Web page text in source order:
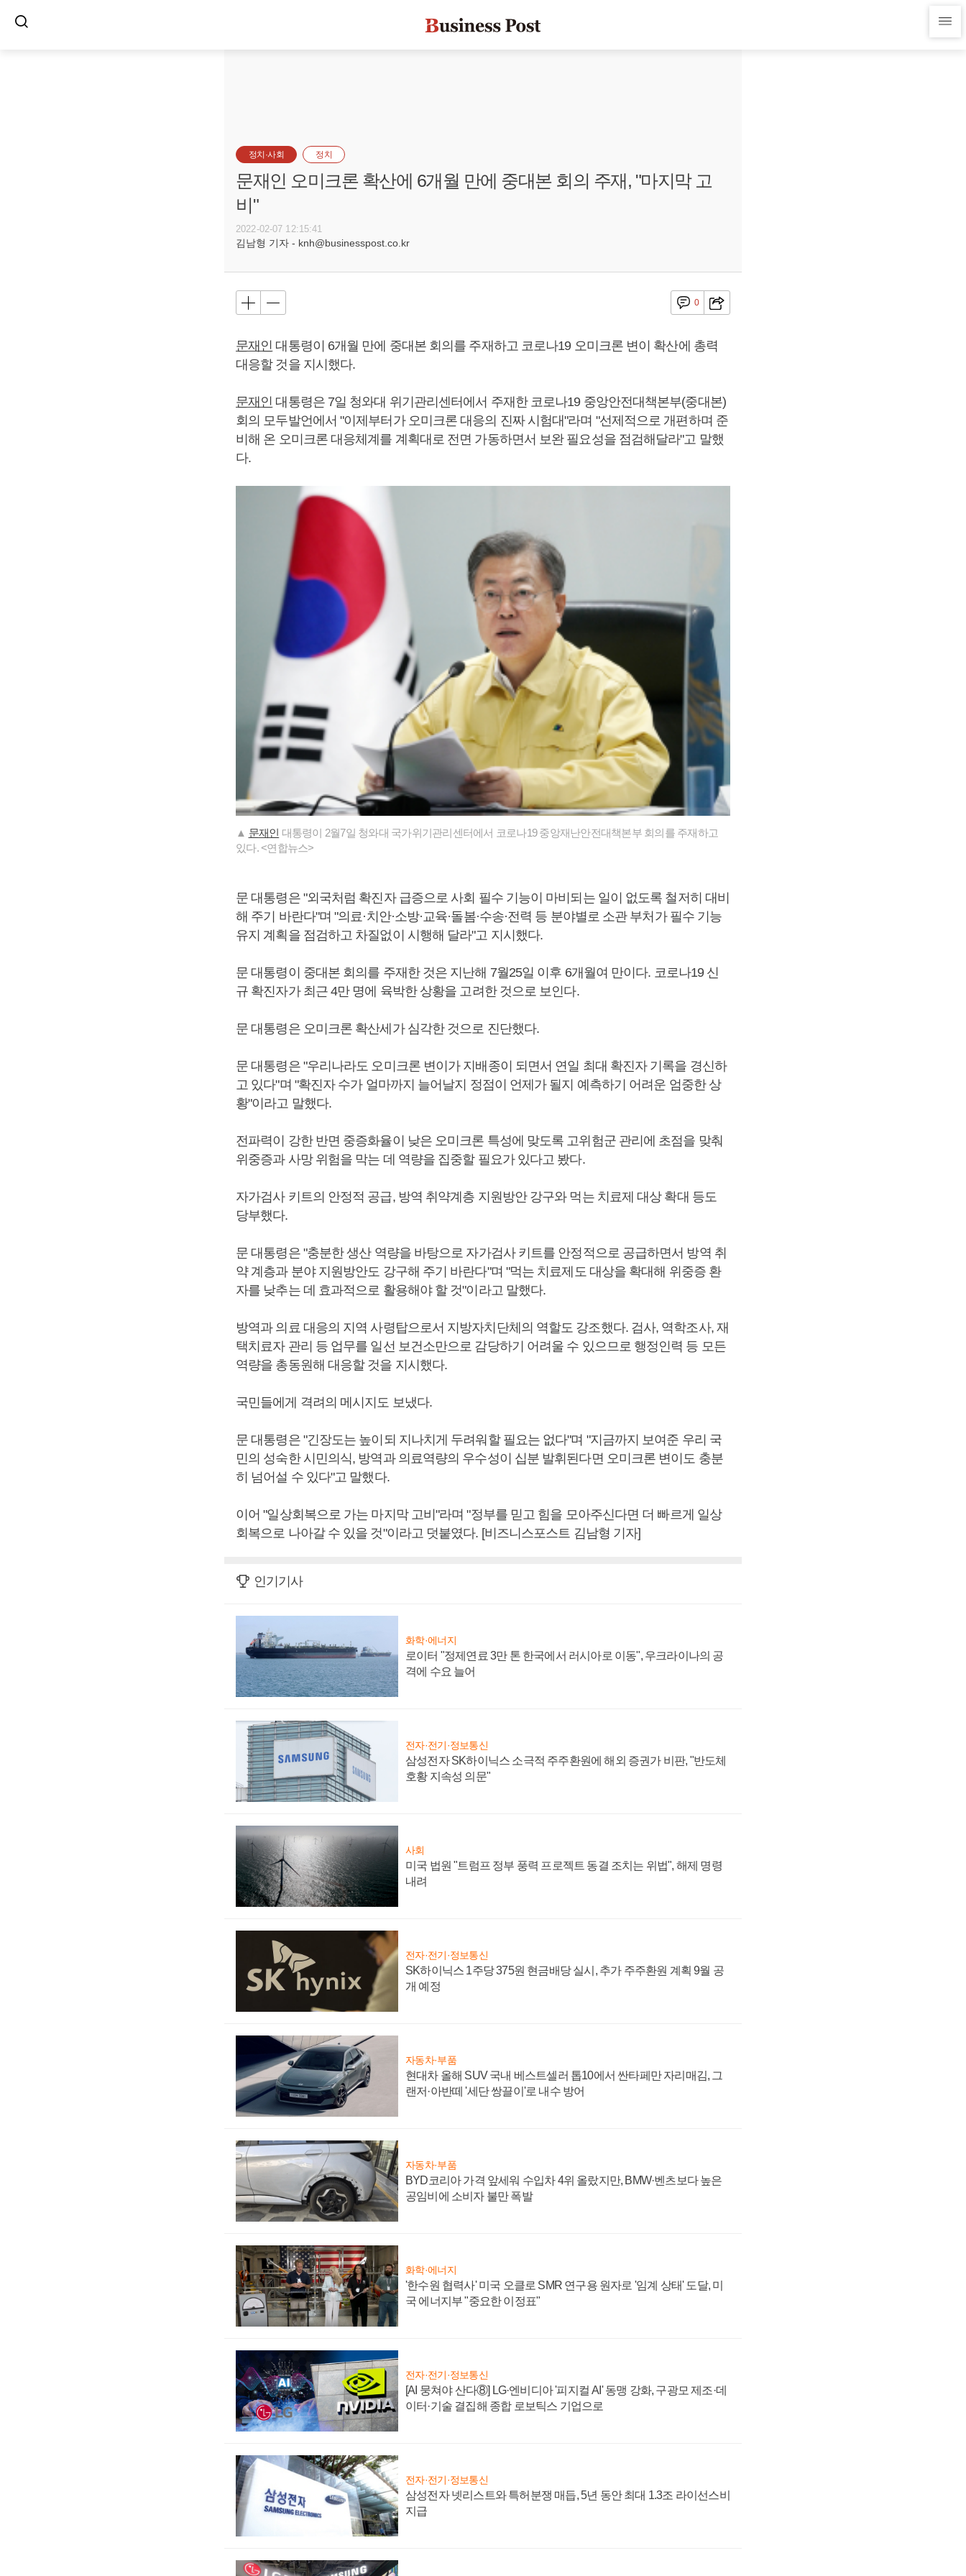
정치·사회 정치
문재인 오미크론 확산에 6개월 만에 중대본 회의 주재, "마지막 고
비"
2022-02-07 12:15:41
김남형 기자 - knh@businesspost.co.kr
0
문재인 대통령이 6개월 만에 중대본 회의를 주재하고 코로나19 오미크론 변이 확산에 총력
대응할 것을 지시했다.
문재인 대통령은 7일 청와대 위기관리센터에서 주재한 코로나19 중앙안전대책본부(중대본)
회의 모두발언에서 "이제부터가 오미크론 대응의 진짜 시험대"라며 "선제적으로 개편하며 준
비해 온 오미크론 대응체계를 계획대로 전면 가동하면서 보완 필요성을 점검해달라"고 말했
다.
▲ 문재인 대통령이 2월7일 청와대 국가위기관리센터에서 코로나19 중앙재난안전대책본부 회의를 주재하고
있다. <연합뉴스>
문 대통령은 "외국처럼 확진자 급증으로 사회 필수 기능이 마비되는 일이 없도록 철저히 대비
해 주기 바란다"며 "의료·치안·소방·교육·돌봄·수송·전력 등 분야별로 소관 부처가 필수 기능
유지 계획을 점검하고 차질없이 시행해 달라"고 지시했다.
문 대통령이 중대본 회의를 주재한 것은 지난해 7월25일 이후 6개월여 만이다. 코로나19 신
규 확진자가 최근 4만 명에 육박한 상황을 고려한 것으로 보인다.
문 대통령은 오미크론 확산세가 심각한 것으로 진단했다.
문 대통령은 "우리나라도 오미크론 변이가 지배종이 되면서 연일 최대 확진자 기록을 경신하
고 있다"며 "확진자 수가 얼마까지 늘어날지 정점이 언제가 될지 예측하기 어려운 엄중한 상
황"이라고 말했다.
전파력이 강한 반면 중증화율이 낮은 오미크론 특성에 맞도록 고위험군 관리에 초점을 맞춰
위중증과 사망 위험을 막는 데 역량을 집중할 필요가 있다고 봤다.
자가검사 키트의 안정적 공급, 방역 취약계층 지원방안 강구와 먹는 치료제 대상 확대 등도
당부했다.
문 대통령은 "충분한 생산 역량을 바탕으로 자가검사 키트를 안정적으로 공급하면서 방역 취
약 계층과 분야 지원방안도 강구해 주기 바란다"며 "먹는 치료제도 대상을 확대해 위중증 환
자를 낮추는 데 효과적으로 활용해야 할 것"이라고 말했다.
방역과 의료 대응의 지역 사령탑으로서 지방자치단체의 역할도 강조했다. 검사, 역학조사, 재
택치료자 관리 등 업무를 일선 보건소만으로 감당하기 어려울 수 있으므로 행정인력 등 모든
역량을 총동원해 대응할 것을 지시했다.
국민들에게 격려의 메시지도 보냈다.
문 대통령은 "긴장도는 높이되 지나치게 두려워할 필요는 없다"며 "지금까지 보여준 우리 국
민의 성숙한 시민의식, 방역과 의료역량의 우수성이 십분 발휘된다면 오미크론 변이도 충분
히 넘어설 수 있다"고 말했다.
이어 "일상회복으로 가는 마지막 고비"라며 "정부를 믿고 힘을 모아주신다면 더 빠르게 일상
회복으로 나아갈 수 있을 것"이라고 덧붙였다. [비즈니스포스트 김남형 기자]
인기기사
화학·에너지
로이터 "정제연료 3만 톤 한국에서 러시아로 이동", 우크라이나의 공
격에 수요 늘어
전자·전기·정보통신
삼성전자 SK하이닉스 소극적 주주환원에 해외 증권가 비판, "반도체
호황 지속성 의문"
사회
미국 법원 "트럼프 정부 풍력 프로젝트 동결 조치는 위법", 해제 명령
내려
전자·전기·정보통신
SK하이닉스 1주당 375원 현금배당 실시, 추가 주주환원 계획 9월 공
개 예정
자동차·부품
현대차 올해 SUV 국내 베스트셀러 톱10에서 싼타페만 자리매김, 그
랜저·아반떼 '세단 쌍끌이'로 내수 방어
자동차·부품
BYD코리아 가격 앞세워 수입차 4위 올랐지만, BMW·벤츠보다 높은
공임비에 소비자 불만 폭발
화학·에너지
'한수원 협력사' 미국 오클로 SMR 연구용 원자로 '임계 상태' 도달, 미
국 에너지부 "중요한 이정표"
전자·전기·정보통신
[AI 뭉쳐야 산다⑧] LG·엔비디아 '피지컬 AI' 동맹 강화, 구광모 제조·데
이터·기술 결집해 종합 로보틱스 기업으로
전자·전기·정보통신
삼성전자 넷리스트와 특허분쟁 매듭, 5년 동안 최대 1.3조 라이선스비
지급